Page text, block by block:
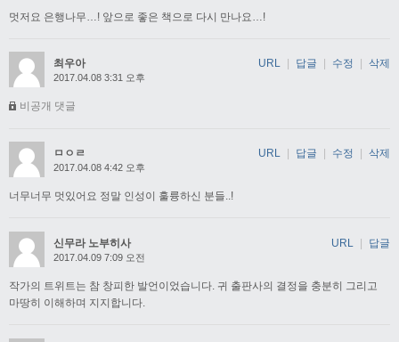
멋저요 은행나무…! 앞으로 좋은 책으로 다시 만나요…!
최우아
2017.04.08 3:31 오후
비공개 댓글
URL 답글 수정 삭제
ㅁㅇㄹ
2017.04.08 4:42 오후
너무너무 멋있어요 정말 인성이 훌륭하신 분들..!
URL 답글 수정 삭제
신무라 노부히사
2017.04.09 7:09 오전
작가의 트위트는 참 창피한 발언이었습니다. 귀 출판사의 결정을 충분히 그리고
마땅히 이해하며 지지합니다.
URL | 답글